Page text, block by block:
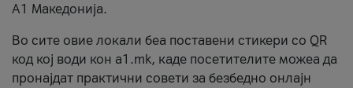
А1 Македонија.
Во сите овие локали беа поставени стикери со QR
код кој води кон a1.mk, каде посетителите можеа да
пронајдат практични совети за безбедно онлајн